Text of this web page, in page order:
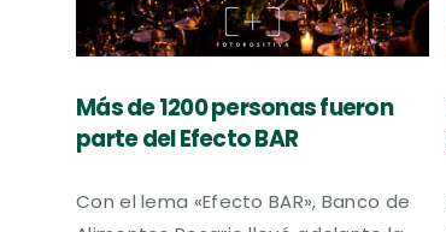
Más de 1200 personas fueron
parte del Efecto BAR
Con el lema «Efecto BAR», Banco de